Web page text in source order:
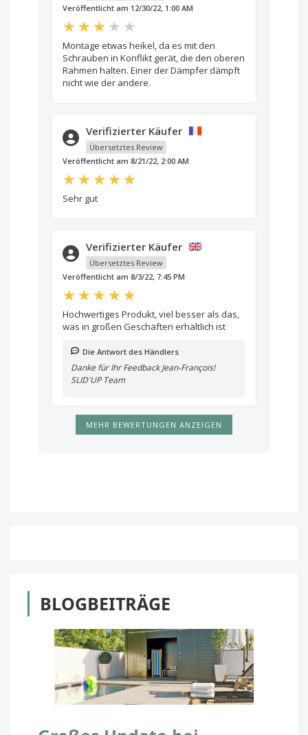
Veröffentlicht am 12/30/22, 1:00 AM
Montage etwas heikel, da es mit den
Schrauben in Konflikt gerät, die den oberen
Rahmen halten. Einer der Dämpfer dämpft
nicht wie der andere.
Verifizierter Käufer
Übersetztes Review
Veröffentlicht am 8/21/22, 2:00 AM
Sehr gut
Verifizierter Käufer
Übersetztes Review
Veröffentlicht am 8/3/22, 7:45 PM
Hochwertiges Produkt, viel besser als das,
was in großen Geschäften erhältlich ist
Die Antwort des Händlers
Danke für Ihr Feedback Jean-François!
SLID'UP Team
MEHR BEWERTUNGEN ANZEIGEN
BLOGBEITRÄGE